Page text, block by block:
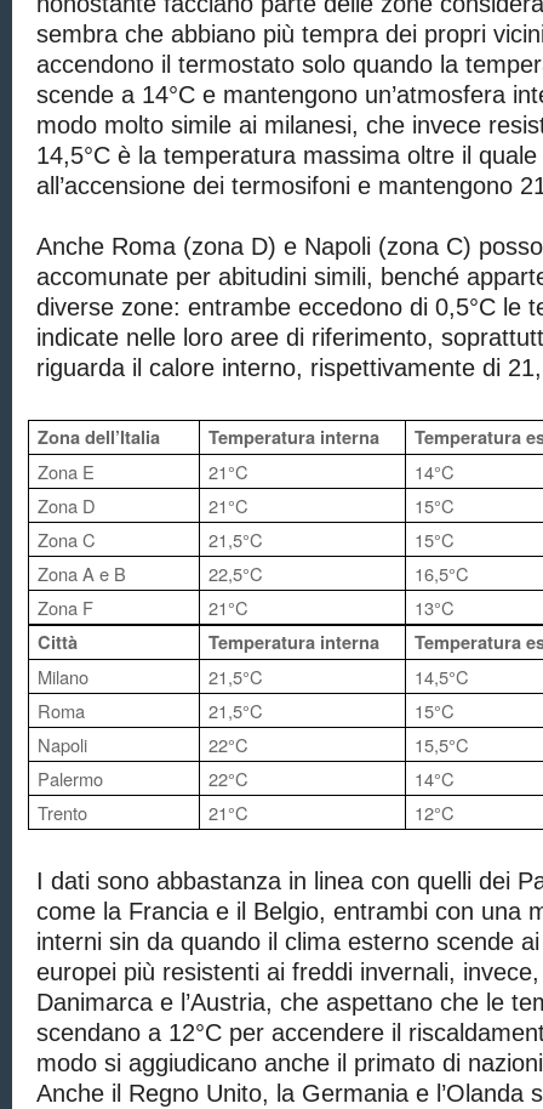
sembra che abbiano più tempra dei propri
accendono il termostato solo quando la
scende a 14°C e mantengono un’atmosfera
modo molto simile ai milanesi, che invece
14,5°C è la temperatura massima oltre il
all’accensione dei termosifoni e mantengono
Anche Roma (zona D) e Napoli (zona C)
accomunate per abitudini simili, benché
diverse zone: entrambe eccedono di 0,5°C le
indicate nelle loro aree di riferimento,
riguarda il calore interno, rispettivamente di
Zona dell’Italia Temperatura interna
Temperatura
Zona E
21°C
14°C
Zona D
21°C
15°C
Zona C
21,5°C
15°C
Zona A e B
22,5°C
16,5°C
Zona F
21°C
13°C
Città
Temperatura interna
Temperatura
Milano
21,5°C
14,5°C
Roma
21,5°C
15°C
Napoli
22°C
15,5°C
Palermo
22°C
14°C
Trento
21°C 12°C
I dati sono abbastanza in linea con quelli dei
come la Francia e il Belgio, entrambi con una
interni sin da quando il clima esterno scende
europei più resistenti ai freddi invernali,
Danimarca e l’Austria, che aspettano che le
scendano a 12°C per accendere il
modo si aggiudicano anche il primato di
Anche il Regno Unito, la Germania e l’Olanda